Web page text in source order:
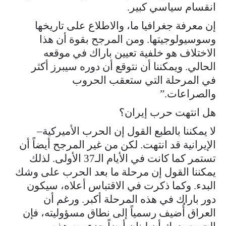
انقسام سياسي كبير.
إن معرفة جغرافيا ما، والاطلاع على تاريخها
وسوسيولوجيتها. ومن المرجح بقوة أن هذا
الاختلاف هو خلفية تعيين باراك في موقعه
الحالي. ويمكننا أن نتوقع أن دوره سيبرز أكثر
في المرحلة التي ستعقب الحروب
والصراعات.”
هل انتهت حرب إيران؟
لا يمكننا بالطبع القول إن الحرب الأميركية–
الإيرانية قد انتهت. لكن من غير المرجح أيضاً أن
تستمر كما كانت في الأيام الـ37 الأولى. لذلك
يمكننا القول إن مرحلة ما بعد الحرب على وشك
البدء. وكما ذكرت في الاقتباس أعلاه، سيكون
دور باراك في هذه المرحلة أكبر. ورغم أن
العراق أُضيف رسمياً إلى نطاق مسؤوليته، فإن